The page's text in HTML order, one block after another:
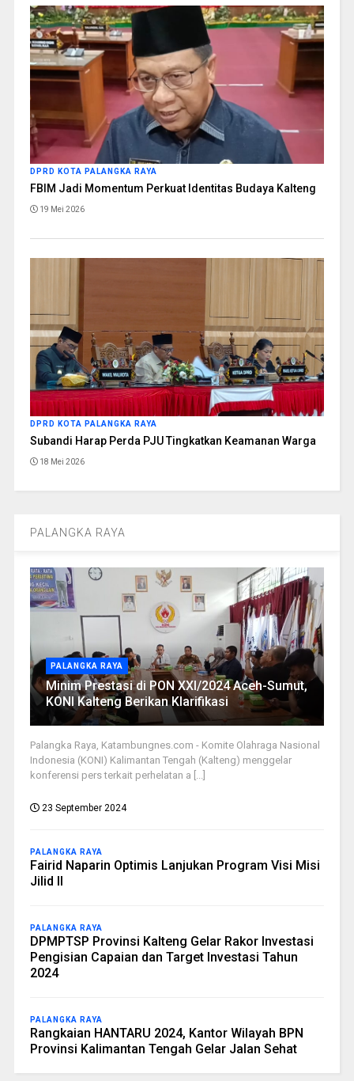
DPRD KOTA PALANGKA RAYA
FBIM Jadi Momentum Perkuat Identitas Budaya Kalteng
19 Mei 2026
DPRD KOTA PALANGKA RAYA
Subandi Harap Perda PJU Tingkatkan Keamanan Warga
18 Mei 2026
PALANGKA RAYA
PALANGKA RAYA
Minim Prestasi di PON XXI/2024 Aceh-Sumut,
KONI Kalteng Berikan Klarifikasi
Palangka Raya, Katambungnes.com - Komite Olahraga Nasional
Indonesia (KONI) Kalimantan Tengah (Kalteng) menggelar
konferensi pers terkait perhelatan a [...]
23 September 2024
PALANGKA RAYA
Fairid Naparin Optimis Lanjukan Program Visi Misi
Jilid II
PALANGKA RAYA
DPMPTSP Provinsi Kalteng Gelar Rakor Investasi
Pengisian Capaian dan Target Investasi Tahun
2024
PALANGKA RAYA
Rangkaian HANTARU 2024, Kantor Wilayah BPN
Provinsi Kalimantan Tengah Gelar Jalan Sehat